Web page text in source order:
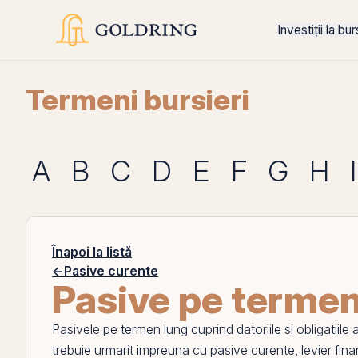
Investiții la
Termeni bursieri
A B C D E F G H I
Înapoi la listă
←Pasive curente
Pasive pe
Pasivele pe termen lung cuprind datoriile si
trebuie urmarit impreuna cu pasive curente, levier